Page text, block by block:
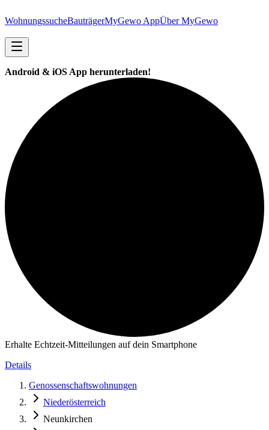
WohnungssucheBauträgerMyGewo AppÜber MyGewo
Android & iOS App herunterladen!
Erhalte Echtzeit-Mitteilungen auf dein Smartphone
Details
Genossenschaftswohnungen
Niederösterreich
Neunkirchen